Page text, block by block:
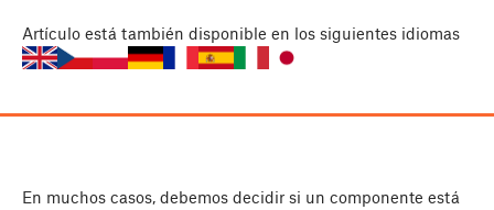
Artículo está también disponible en los siguientes idiomas
En muchos casos, debemos decidir si un componente está